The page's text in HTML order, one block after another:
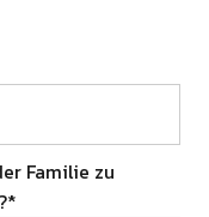
Familie zu